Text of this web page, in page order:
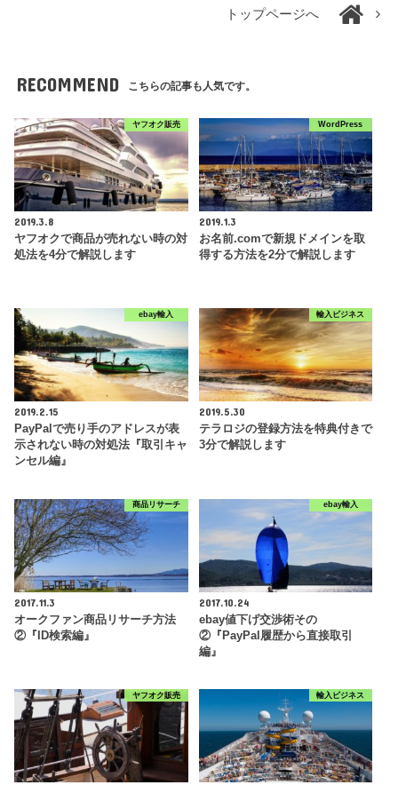
トップページへ
RECOMMEND こちらの記事も人気です。
ヤフオク販売
2019.3.8
ヤフオクで商品が売れない時の対
処法を4分で解説します
WordPress
2019.1.3
お名前.comで新規ドメインを取
得する方法を2分で解説します
ebay輸入
2019.2.15
PayPalで売り手のアドレスが表
示されない時の対処法『取引キャ
ンセル編』
輸入ビジネス
2019.5.30
テラロジの登録方法を特典付きで
3分で解説します
商品リサーチ
2017.11.3
オークファン商品リサーチ方法
②『ID検索編』
ebay輸入
2017.10.24
ebay値下げ交渉術その
②『PayPal履歴から直接取引
編』
ヤフオク販売 輸入ビジネス